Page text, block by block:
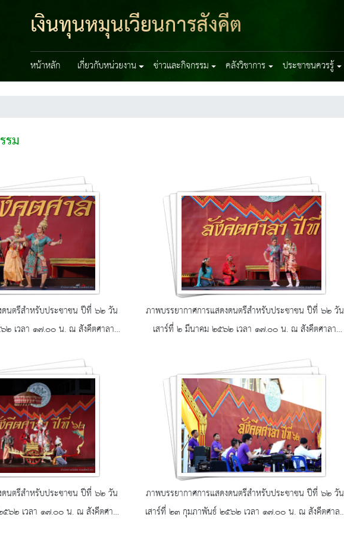
เงินทุนหมุนเวียนการสังคีต
หน้าหลัก เกี่ยวกับหน่วยงาน ข่าวและกิจกรรม คลังวิชาการ ประชาชนควรรู้
รม
ดนตรีสำหรับประชาชน ปีที่ ๖๒ วัน
เวลา ๑๗.๐๐ น. ณ สังคีตศาลา
ภาพบรรยากาศการแสดงดนตรีสำหรับประชาชน ปีที่ ๖๒ วัน
เสาร์ที่ ๒ มีนาคม ๒๕๖๒ เวลา ๑๗.๐๐ น. ณ สังคีตศาลา
ดนตรีสำหรับประชาชน ปีที่ ๖๒ วัน
๒ เวลา ๑๗.๐๐ น. ณ สังคีตศาลา
ภาพบรรยากาศการแสดงดนตรีสำหรับประชาชน ปีที่ ๖๒ วัน
เสาร์ที่ ๒๓ กุมภาพันธ์ ๒๕๖๒ เวลา ๑๗.๐๐ น. ณ สังคีตศาลา